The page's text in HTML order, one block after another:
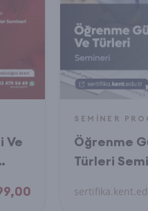
Ve
SEMINER
Öğrenme
Türleri